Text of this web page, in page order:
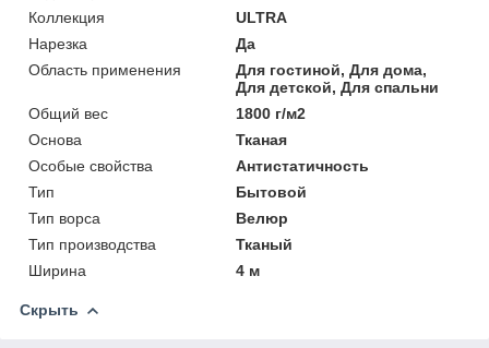
Коллекция
ULTRA
Нарезка
Да
Область применения
Для гостиной, Для дома,
Для детской, Для спальни
Общий вес
1800 г/м2
Основа
Тканая
Особые свойства
Антистатичность
Тип
Бытовой
Тип ворса
Велюр
Тип производства
Тканый
Ширина
4 м
Скрыть